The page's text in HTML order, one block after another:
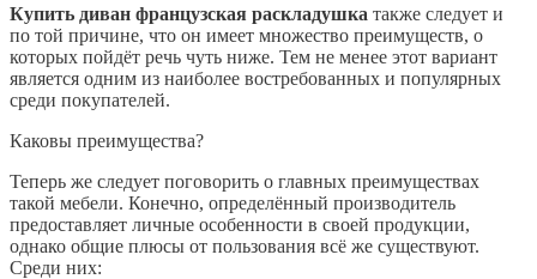
Купить диван французская раскладушка также следует и
по той причине, что он имеет множество преимуществ, о
которых пойдёт речь чуть ниже. Тем не менее этот вариант
является одним из наиболее востребованных и популярных
среди покупателей.
Каковы преимущества?
Теперь же следует поговорить о главных преимуществах
такой мебели. Конечно, определённый производитель
предоставляет личные особенности в своей продукции,
однако общие плюсы от пользования всё же существуют.
Среди них: